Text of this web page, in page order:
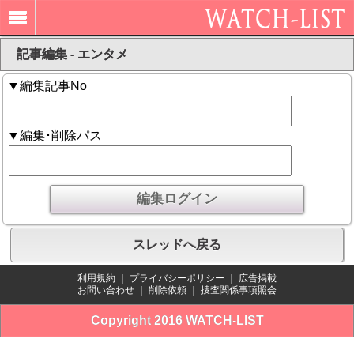
記事編集 - エンタメ
▼編集記事No
▼編集･削除パス
スレッドへ戻る
利用規約 プライバシーポリシー
広告掲載
お問い合わせ
削除依頼 捜査関係事項照会
Copyright 2016 WATCH-LIST